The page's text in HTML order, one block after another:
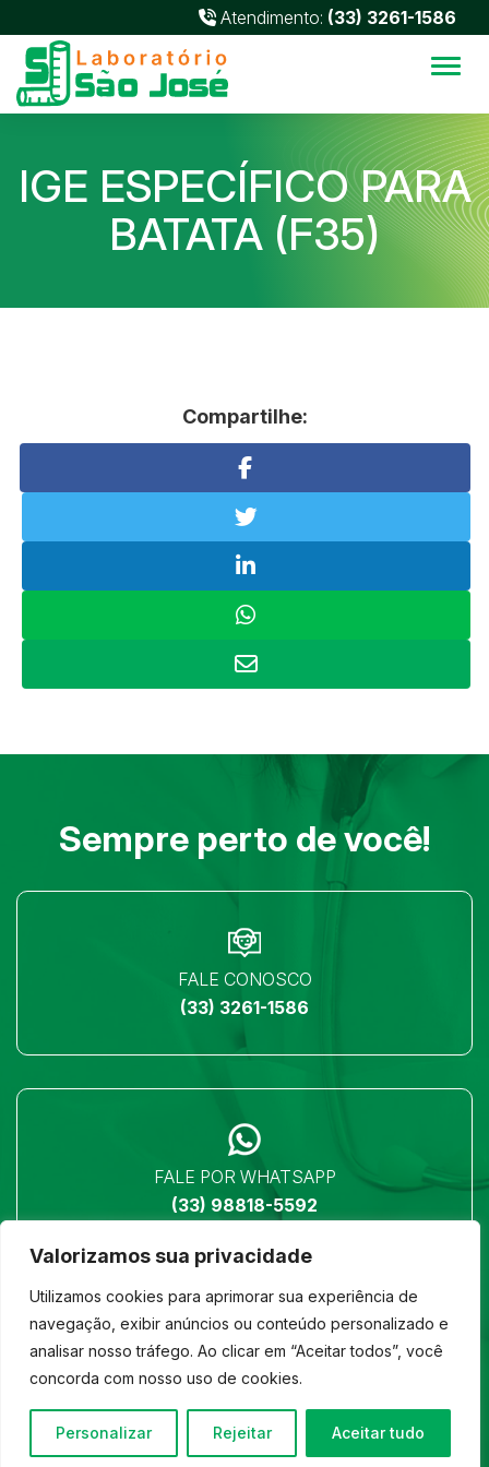
Valorizamos sua privacidade
Utilizamos cookies para aprimorar sua experiência de
navegação, exibir anúncios ou conteúdo personalizado e
analisar nosso tráfego. Ao clicar em “Aceitar todos”, você
concorda com nosso uso de cookies.
Personalizar Rejeitar Aceitar tudo
Atendimento: (33) 3261-1586
IGE ESPECÍFICO PARA
BATATA (F35)
Compartilhe:
Sempre perto de você!
FALE CONOSCO
(33) 3261-1586
FALE POR WHATSAPP
(33) 98818-5592
LOCALIZAÇÃO